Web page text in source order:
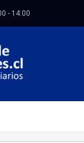
- 14:00